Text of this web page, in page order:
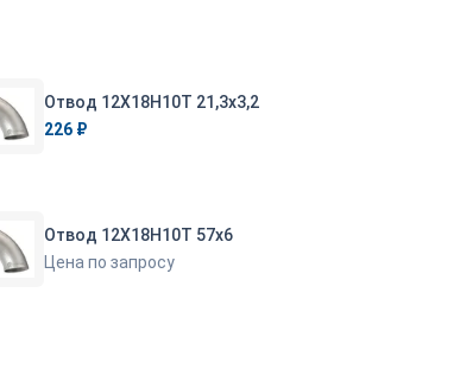
Отвод 12Х18Н10Т 21,3х3,2
226 ₽
Отвод 12Х18Н10Т 57х6
Цена по запросу